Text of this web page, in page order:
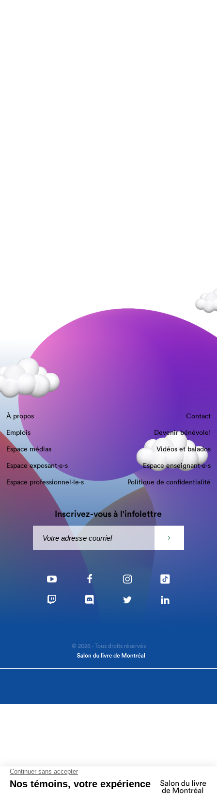
À propos
Contact
Emplois
Devenir bénévole!
Espace médias
Vidéos et balados
Espace exposant·e⋅s
Espace enseignant·e⋅s
Espace professionnel·le⋅s
Politique de confidentialité
Inscrivez-vous à l'infolettre
© 2026 - Tous droits réservés